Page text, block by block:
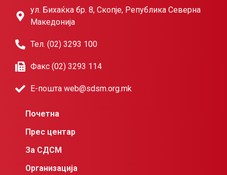
ул. Бихаќка бр. 8, Скопје, Република Северна
Македонија
Тел. (02) 3293 100
Факс (02) 3293 114
Е-пошта web@sdsm.org.mk
Почетна
Прес центар
За СДСМ
Организација